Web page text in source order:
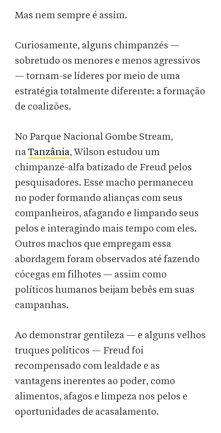
Mas nem sempre é assim.
Curiosamente, alguns chimpanzés —
sobretudo os menores e menos agressivos
— tornam-se líderes por meio de uma
estratégia totalmente diferente: a formação
de coalizões.
No Parque Nacional Gombe Stream,
naTanzânia, Wilson estudou um
chimpanzé-alfa batizado de Freud pelos
pesquisadores. Esse macho permaneceu
no poder formando alianças com seus
companheiros, afagando e limpando seus
pelos e interagindo mais tempo com eles.
Outros machos que empregam essa
abordagem foram observados até fazendo
cócegas em filhotes — assim como
políticos humanos beijam bebês em suas
campanhas.
Ao demonstrar gentileza — e alguns velhos
truques políticos — Freud foi
recompensado com lealdade e as
vantagens inerentes ao poder, como
alimentos, afagos e limpeza nos pelos e
oportunidades de acasalamento.